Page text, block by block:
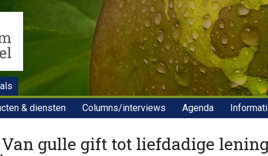
& diensten Columns/interviews Agenda
gulle gift tot liefdadige